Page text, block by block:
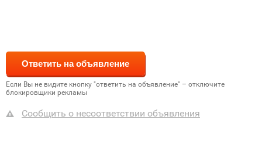
Если Вы не видите кнопку "ответить на объявление" – отключите
блокировщики рекламы
Сообщить о несоответствии объявления